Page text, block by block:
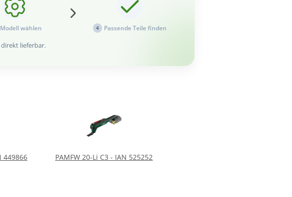
Modell wählen 4 Passende Teile finden
lieferbar.
449866 PAMFW 20-Li C3 - IAN 525252